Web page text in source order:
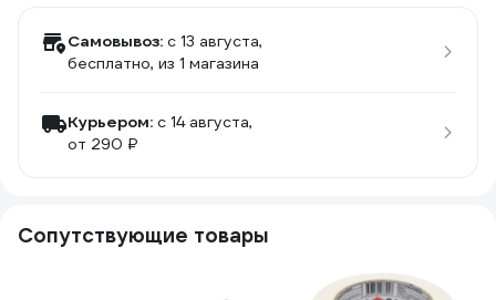
Самовывоз: c 13 августа,
бесплатно, из 1 магазина
Курьером: c 14 августа,
от 290 ₽
Сопутствующие товары